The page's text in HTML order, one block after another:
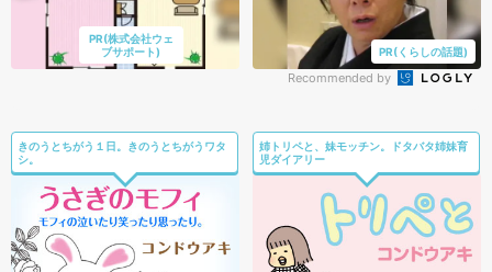
PR(株式会社ウェ
ブサポート)
PR(くらしの話題)
Recommended by
きのうとちがう１日。きのうとちがうワタ
シ。
姉トリペと、妹モッチン。ドタバタ姉妹育
児ダイアリー